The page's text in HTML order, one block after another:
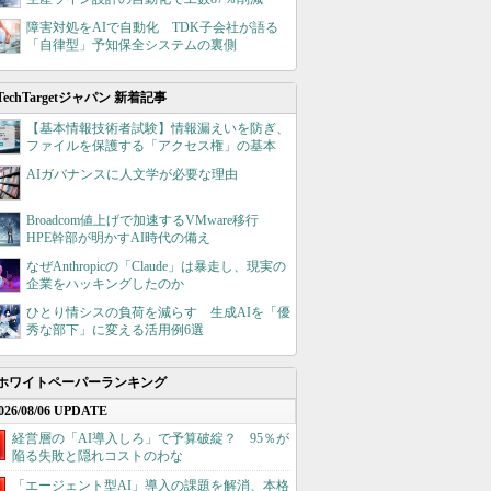
障害対処をAIで自動化 TDK子会社が語る
「自律型」予知保全システムの裏側
ジャパン 新着記事
【基本情報技術者試験】情報漏えいを防ぎ、
ファイルを保護する「アクセス権」の基本
AIガバナンスに人文学が必要な理由
Broadcom値上げで加速するVMware移行
HPE幹部が明かすAI時代の備え
なぜAnthropicの「Claude」は暴走し、現実の
企業をハッキングしたのか
ひとり情シスの負荷を減らす 生成AIを「優
秀な部下」に変える活用例6選
ワイトペーパーランキング
08/06 UPDATE
経営層の「AI導入しろ」で予算破綻？ 95％が
陥る失敗と隠れコストのわな
「エージェント型AI」導入の課題を解消、本格